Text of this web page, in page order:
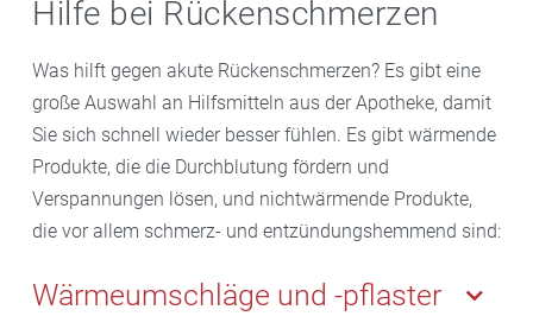
Hilfe bei Rückenschmerzen
Was hilft gegen akute Rückenschmerzen? Es gibt eine
große Auswahl an Hilfsmitteln aus der Apotheke, damit
Sie sich schnell wieder besser fühlen. Es gibt wärmende
Produkte, die die Durchblutung fördern und
Verspannungen lösen, und nichtwärmende Produkte,
die vor allem schmerz- und entzündungshemmend sind:
Wärmeumschläge und -pflaster